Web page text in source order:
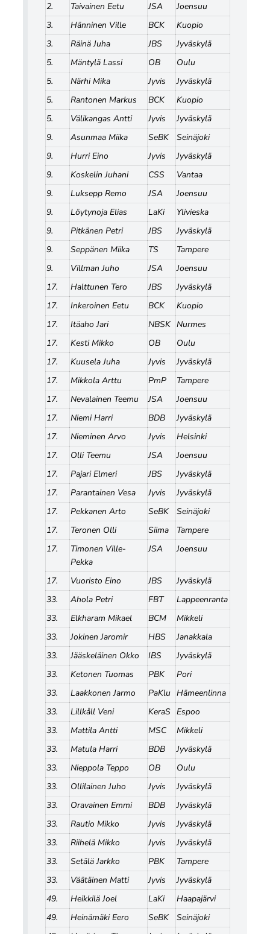
2.
Taivainen Eetu JSA
Joensuu
3.
Hänninen Ville BCK
Kuopio
3.
Räinä Juha JBS
Jyväskylä
5.
Mäntylä Lassi OB
Oulu
5.
Närhi Mika Jyvis
Jyväskylä
5.
Rantonen Markus BCK
Kuopio
5.
Välikangas Antti Jyvis
Jyväskylä
9.
Asunmaa Miika SeBK
Seinäjoki
9.
Hurri Eino Jyvis
Jyväskylä
9.
Koskelin Juhani CSS
Vantaa
9.
Luksepp Remo JSA
Joensuu
9.
Löytynoja Elias LaKi
Ylivieska
9.
Pitkänen Petri JBS
Jyväskylä
9.
Seppänen Miika TS
Tampere
9.
Villman Juho JSA
Joensuu
17.
Halttunen Tero JBS
Jyväskylä
17.
Inkeroinen Eetu BCK
Kuopio
17.
Itäaho Jari NBSK Nurmes
17.
Kesti Mikko OB
Oulu
17.
Kuusela Juha Jyvis
Jyväskylä
17.
Mikkola Arttu PmP
Tampere
17.
Nevalainen Teemu JSA
Joensuu
17.
Niemi Harri BDB
Jyväskylä
17.
Nieminen Arvo Jyvis
Helsinki
17.
Olli Teemu JSA
Joensuu
17.
Pajari Elmeri JBS
Jyväskylä
17.
Parantainen Vesa Jyvis
Jyväskylä
17.
Pekkanen Arto SeBK
Seinäjoki
17.
Teronen Olli Siima
Tampere
17.
Timonen Ville-
Pekka
JSA Joensuu
17. Vuoristo Eino JBS
Jyväskylä
33.
Ahola Petri FBT
Lappeenranta
33.
Elkharam Mikael BCM
Mikkeli
33.
Jokinen Jaromir HBS
Janakkala
33.
Jääskeläinen Okko IBS
Jyväskylä
33.
Ketonen Tuomas PBK
Pori
33.
Laakkonen Jarmo PaKlu Hämeenlinna
33.
Lillkåll Veni KeraS Espoo
33.
Mattila Antti MSC
Mikkeli
33.
Matula Harri BDB
Jyväskylä
33.
Nieppola Teppo OB
Oulu
33.
Ollilainen Juho Jyvis
Jyväskylä
33.
Oravainen Emmi BDB
Jyväskylä
33.
Rautio Mikko Jyvis
Jyväskylä
33.
Riihelä Mikko Jyvis
Jyväskylä
33.
Setälä Jarkko PBK
Tampere
33.
Väätäinen Matti Jyvis
Jyväskylä
49.
Heikkilä Joel LaKi
Haapajärvi
49.
Heinämäki Eero SeBK
Seinäjoki